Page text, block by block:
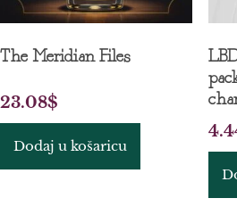
The Meridian Files
23.08$
Dodaj u košaricu